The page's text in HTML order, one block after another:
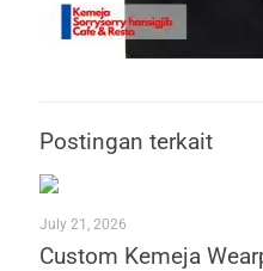
Postingan terkait
July 21, 2026
Custom Kemeja